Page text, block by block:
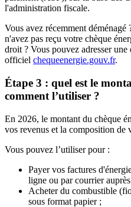
l'administration fiscale.
Vous avez récemment
n'avez pas reçu votre chèque
droit ? Vous pouvez adresser
officiel chequeenergie.gouv.fr.
Étape 3 : quel est le
comment l’utiliser ?
En 2026, le montant du chèque
vos revenus et la composition de
Vous pouvez l’utiliser pour :
Payer vos factures
ligne ou par courrier
Acheter du combustible
sous format papier ;